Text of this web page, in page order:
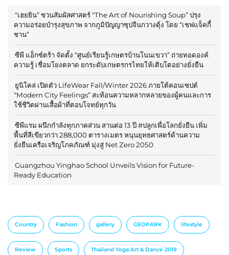
“เฮยยิน” ชวนสัมผัสศาสตร์ “The Art of Nourishing Soup” ปรุง
ความอร่อยบำรุงสุขภาพ จากภูมิปัญญาซุปจีนกวางตุ้ง โดย “เชฟแจ็คกี้
ชาน”
ซีพี แอ็กซ์ตร้า จัดตั้ง “ศูนย์เรียนรู้เกษตรบ้านโนนเขวา” ถ่ายทอดองค์
ความรู้ เชื่อมโยงตลาด ยกระดับเกษตรกรไทยให้เติบโตอย่างยั่งยืน
ยูนิโคล่ เปิดตัว LifeWear Fall/Winter 2026 ภายใต้คอนเซปต์
“Modern City Feelings” สะท้อนความหลากหลายของผู้คนและการ
ใช้ชีวิตผ่านเสื้อผ้าที่ตอบโจทย์ทุกวัน
ซีพีแรม ผนึกกำลังทุกภาคส่วน สานต่อ 13 ปี #ปลูกเพื่อโลกยั่งยืน เพิ่ม
พื้นที่สีเขียวกว่า 288,000 ตารางเมตร หนุนยุทธศาสตร์ด้านความ
ยั่งยืนเครือเจริญโภคภัณฑ์ มุ่งสู่ Net Zero 2050
Guangzhou Yinghao School Unveils Vision for Future-
Ready Education
Country Fashion gallery GEOPARK lifestyle
Review Sports Thailand Yoga Art & Dance 2019